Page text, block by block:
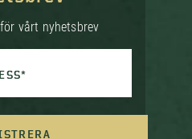
vårt nyhetsbrev